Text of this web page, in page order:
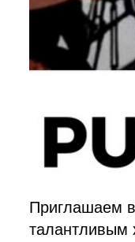
Приглашаем
талантливым